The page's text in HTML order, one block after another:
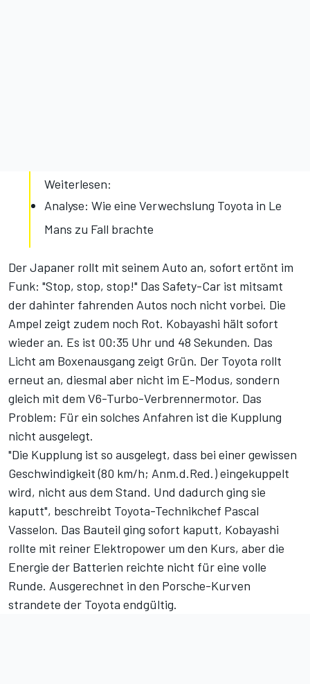
Weiterlesen:
Analyse: Wie eine Verwechslung Toyota in Le
Mans zu Fall brachte
Der Japaner rollt mit seinem Auto an, sofort ertönt im
Funk: "Stop, stop, stop!" Das Safety-Car ist mitsamt
der dahinter fahrenden Autos noch nicht vorbei. Die
Ampel zeigt zudem noch Rot. Kobayashi hält sofort
wieder an. Es ist 00:35 Uhr und 48 Sekunden. Das
Licht am Boxenausgang zeigt Grün. Der Toyota rollt
erneut an, diesmal aber nicht im E-Modus, sondern
gleich mit dem V6-Turbo-Verbrennermotor. Das
Problem: Für ein solches Anfahren ist die Kupplung
nicht ausgelegt.
"Die Kupplung ist so ausgelegt, dass bei einer gewissen
Geschwindigkeit (80 km/h; Anm.d.Red.) eingekuppelt
wird, nicht aus dem Stand. Und dadurch ging sie
kaputt", beschreibt Toyota-Technikchef Pascal
Vasselon. Das Bauteil ging sofort kaputt, Kobayashi
rollte mit reiner Elektropower um den Kurs, aber die
Energie der Batterien reichte nicht für eine volle
Runde. Ausgerechnet in den Porsche-Kurven
strandete der Toyota endgültig.